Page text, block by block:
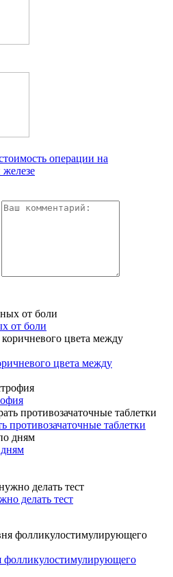
операции на
от боли
цвета между
противозачаточные таблетки
делать тест
фолликулостимулирующего